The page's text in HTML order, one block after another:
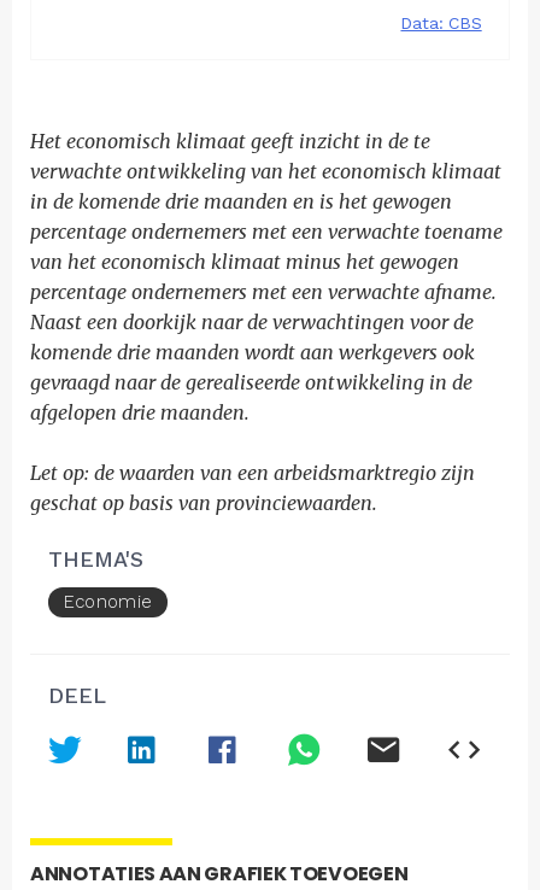
Het economisch klimaat geeft inzicht in de te
verwachte ontwikkeling van het economisch klimaat
in de komende drie maanden en is het gewogen
percentage ondernemers met een verwachte toename
van het economisch klimaat minus het gewogen
percentage ondernemers met een verwachte afname.
Naast een doorkijk naar de verwachtingen voor de
komende drie maanden wordt aan werkgevers ook
gevraagd naar de gerealiseerde ontwikkeling in de
afgelopen drie maanden.
Let op: de waarden van een arbeidsmarktregio zijn
geschat op basis van provinciewaarden.
THEMA'S
Economie
DEEL
ANNOTATIES AAN GRAFIEK TOEVOEGEN